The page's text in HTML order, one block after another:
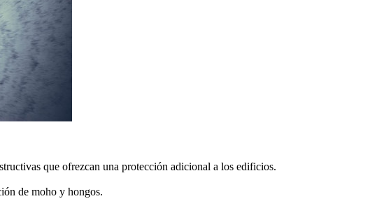
que ofrezcan una protección adicional a los edificios.
de moho y hongos.